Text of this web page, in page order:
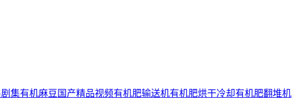
集有机麻豆国产精品视频有机肥输送机有机肥烘干冷却有机肥翻堆机